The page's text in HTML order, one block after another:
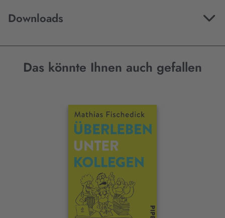
Downloads
Das könnte Ihnen auch gefallen
Interaktives